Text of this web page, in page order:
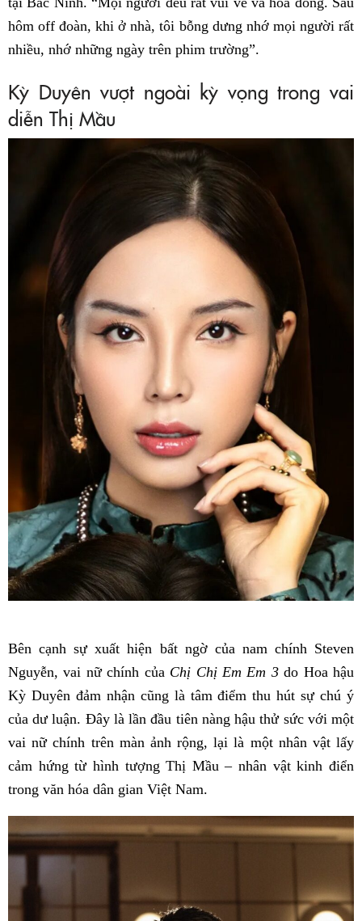
hôm off đoàn, khi ở nhà, tôi bỗng dưng nhớ mọi người rất
nhiều, nhớ những ngày trên phim trường”.
Kỳ Duyên vượt ngoài kỳ vọng trong vai
diễn Thị Mầu
Bên cạnh sự xuất hiện bất ngờ của nam chính Steven
Nguyễn, vai nữ chính của Chị Chị Em Em 3do Hoa hậu
Kỳ Duyên đảm nhận cũng là tâm điểm thu hút sự chú ý
của dư luận. Đây là lần đầu tiên nàng hậu thử sức với một
vai nữ chính trên màn ảnh rộng, lại là một nhân vật lấy
cảm hứng từ hình tượng Thị Mầu – nhân vật kinh điển
trong văn hóa dân gian Việt Nam.